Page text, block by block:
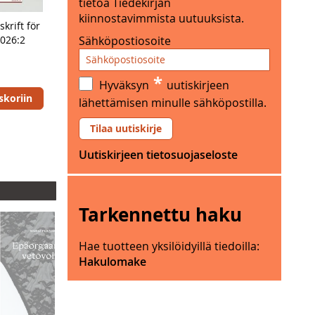
för
h
a
a
s
a
.
i
K
u
u
n
u
n
h
a
.
kiinnostavimmista uutuuksista.
Sähköpostiosoite
Hyväksyn * uutiskirjeen
lähettämisen minulle sähköpostilla.
Tilaa uutiskirje
Uutiskirjeen tietosuojaseloste
Tarkennettu haku
Hae tuotteen yksilöidyillä tiedoilla:
Hakulomake